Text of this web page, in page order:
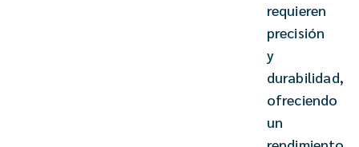
requieren
precisión
y
durabilidad,
ofreciendo
un